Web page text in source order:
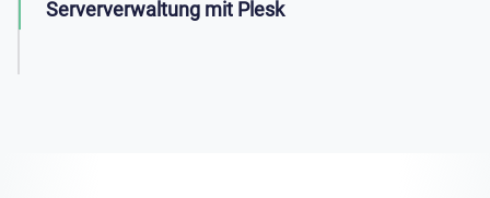
Serververwaltung mit Plesk